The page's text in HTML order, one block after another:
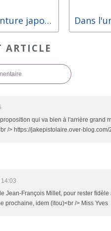
Poissons dans la peinture japonaise
ARTICLE
qui va bien à l'arrière grand
/> https://jakepistolaire.over-
Jean-François Millet, pour rester
prochaine, idem (itou)<br /> Miss Yves